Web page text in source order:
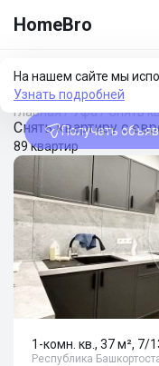
HomeBro
На нашем сайте мы
Узнать подробней
Получать
Фильтры
Главная/Уфа/Снять
Снять квартиру с
89 квартир
1-комн. кв., 37 м², 7/
Республика